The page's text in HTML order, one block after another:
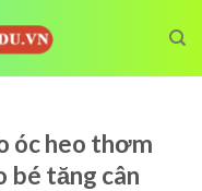
óc heo thơm
bé tăng cân